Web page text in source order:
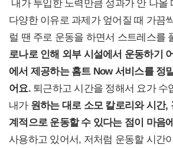
내가 투입한 노력만큼 성과가 안 나올
다양한 이유로 과제가 엎어질 때 가끔
럴 땐 주로 운동을 하면서 스트레스를
로나로 인해 외부 시설에서 운동하기
에서 제공하는 홈트 Now 서비스를 정
어요.퇴근하고 시간을 정해서 요가 수
내가 원하는 대로 소모 칼로리와 시간,
계적으로 운동할 수 있다는 점이 마음
사용하고 있어서, 저처럼 운동할 시간